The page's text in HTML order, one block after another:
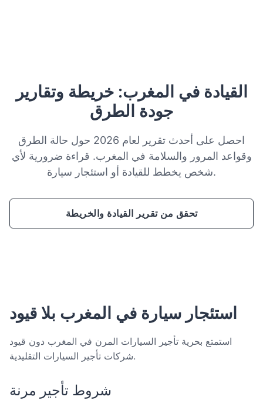
القيادة في المغرب: خريطة وتقارير
جودة الطرق
احصل على أحدث تقرير لعام 2026 حول حالة الطرق
وقواعد المرور والسلامة في المغرب. قراءة ضرورية لأي
شخص يخطط للقيادة أو استئجار سيارة.
تحقق من تقرير القيادة والخريطة
استئجار سيارة في المغرب بلا قيود
استمتع بحرية تأجير السيارات المرن في المغرب دون قيود
شركات تأجير السيارات التقليدية.
شروط تأجير مرنة